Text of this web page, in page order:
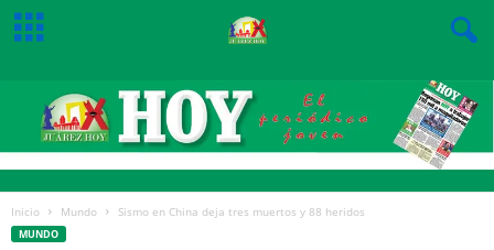
Inicio Mundo Sismo en China deja tres muertos y 88 heridos
MUNDO